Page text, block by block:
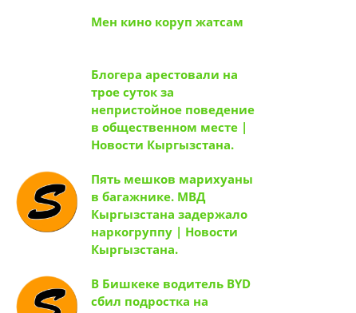
Мен кино коруп жатсам
Блогера арестовали на
трое суток за
непристойное поведение
в общественном месте |
Новости Кыргызстана.
Пять мешков марихуаны
в багажнике. МВД
Кыргызстана задержало
наркогруппу | Новости
Кыргызстана.
В Бишкеке водитель BYD
сбил подростка на